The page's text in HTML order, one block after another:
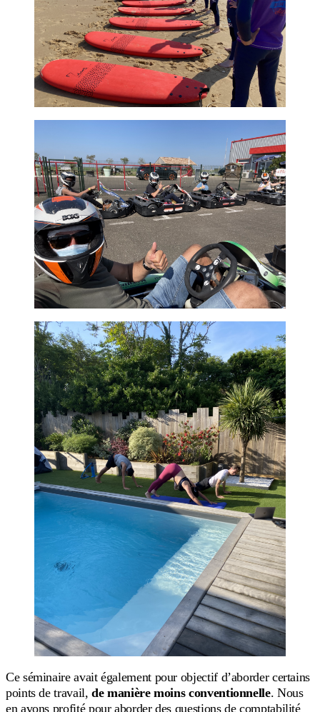
Ce séminaire avait également pour objectif d’aborder certains
points de travail,de manière moins conventionnelle. Nous
en avons profité pour aborder des questions de comptabilité